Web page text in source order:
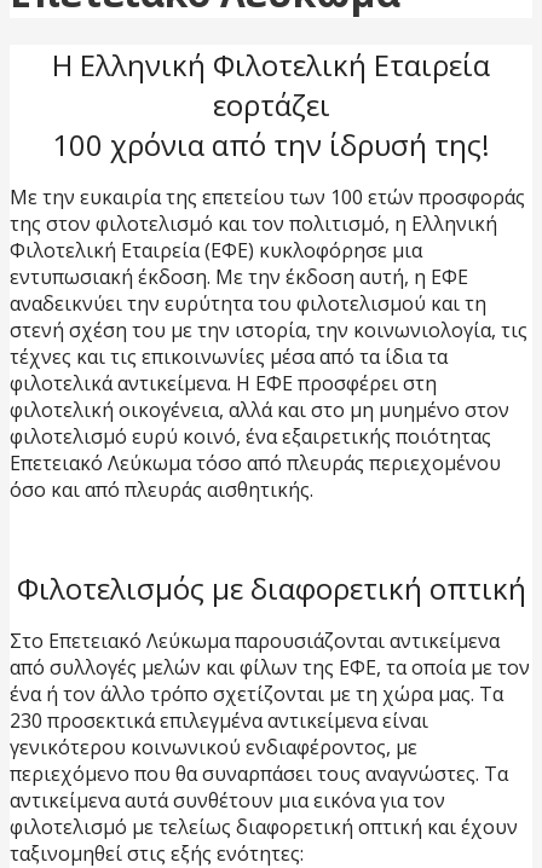
Η Ελληνική Φιλοτελική Εταιρεία
εορτάζει
100 χρόνια από την ίδρυσή της!
Με την ευκαιρία της επετείου των 100 ετών προσφοράς
της στον φιλοτελισμό και τον πολιτισμό, η Ελληνική
Φιλοτελική Εταιρεία (ΕΦΕ) κυκλοφόρησε μια
εντυπωσιακή έκδοση. Με την έκδοση αυτή, η ΕΦΕ
αναδεικνύει την ευρύτητα του φιλοτελισμού και τη
στενή σχέση του με την ιστορία, την κοινωνιολογία, τις
τέχνες και τις επικοινωνίες μέσα από τα ίδια τα
φιλοτελικά αντικείμενα. Η ΕΦΕ προσφέρει στη
φιλοτελική οικογένεια, αλλά και στο μη μυημένο στον
φιλοτελισμό ευρύ κοινό, ένα εξαιρετικής ποιότητας
Επετειακό Λεύκωμα τόσο από πλευράς περιεχομένου
όσο και από πλευράς αισθητικής.
Φιλοτελισμός με διαφορετική οπτική
Στο Επετειακό Λεύκωμα παρουσιάζονται αντικείμενα
από συλλογές μελών και φίλων της ΕΦΕ, τα οποία με τον
ένα ή τον άλλο τρόπο σχετίζονται με τη χώρα μας. Τα
230 προσεκτικά επιλεγμένα αντικείμενα είναι
γενικότερου κοινωνικού ενδιαφέροντος, με
περιεχόμενο που θα συναρπάσει τους αναγνώστες. Τα
αντικείμενα αυτά συνθέτουν μια εικόνα για τον
φιλοτελισμό με τελείως διαφορετική οπτική και έχουν
ταξινομηθεί στις εξής ενότητες: